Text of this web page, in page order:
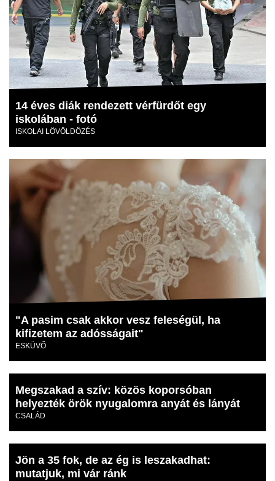
14 éves diák rendezett vérfürdőt egy
iskolában - fotó
ISKOLAI LÖVÖLDÖZÉS
"A pasim csak akkor vesz feleségül, ha
kifizetem az adósságait"
ESKÜVŐ
Megszakad a szív: közös koporsóban
helyezték örök nyugalomra anyát és lányát
CSALÁD
Jön a 35 fok, de az ég is leszakadhat:
mutatjuk, mi vár ránk